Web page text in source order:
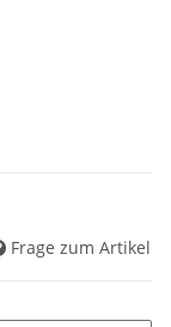
Frage zum Artikel